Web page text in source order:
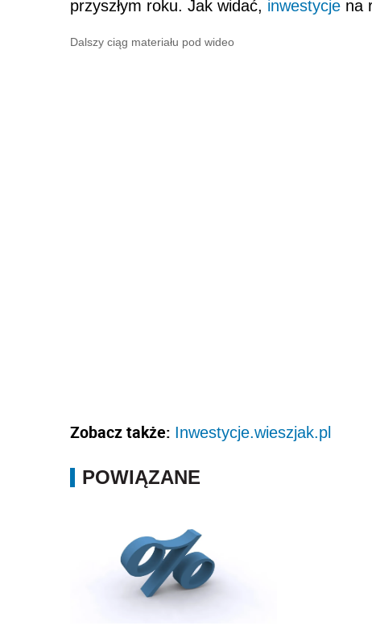
przyszłym roku. Jak widać, inwestycje na
Dalszy ciąg materiału pod wideo
Zobacz także: Inwestycje.wieszjak.pl
POWIĄZANE